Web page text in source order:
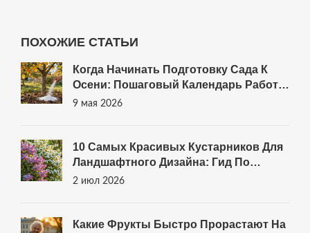
ПОХОЖИЕ СТАТЬИ
Когда Начинать Подготовку Сада К
Осени: Пошаговый Календарь Работ
Для Средней Полосы
9 мая 2026
10 Самых Красивых Кустарников Для
Ландшафтного Дизайна: Гид По
Выбору
2 июл 2026
Какие Фрукты Быстро Прорастают На